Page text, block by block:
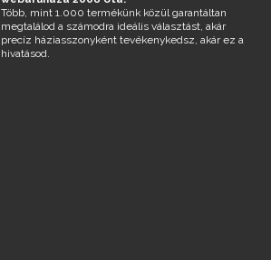
Több, mint 1.000 termékünk közül garantáltan
megtalálod a számodra ideális választást, akár
precíz háziasszonyként tevékenykedsz, akár ez a
hivatásod.